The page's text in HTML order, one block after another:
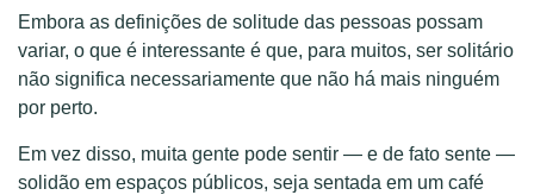
Embora as definições de solitude das pessoas possam
variar, o que é interessante é que, para muitos, ser solitário
não significa necessariamente que não há mais ninguém
por perto.
Em vez disso, muita gente pode sentir — e de fato sente —
solidão em espaços públicos, seja sentada em um café